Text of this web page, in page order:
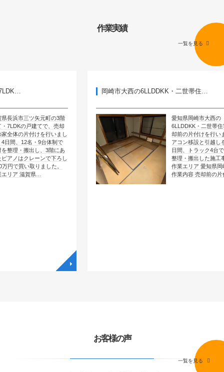
作業実績
一覧を見る
元町の3階
てで、売却
を行いまし
9台体制で
、3階にあ
ンで下ろし
ました。
…
岡崎市大西の6LLDDKK・二世帯住…
愛知県岡崎市大西の
6LLDDKK・二世帯住宅で、売
却前の片付けを行いました。エ
アコン移設と引越しを含めて4
日間、トラック4台で全部屋を
整理・搬出した施工事例です。
作業エリア 愛知県岡崎市大西
作業内容 売却前の片付け …
お客様の声
一覧を見る